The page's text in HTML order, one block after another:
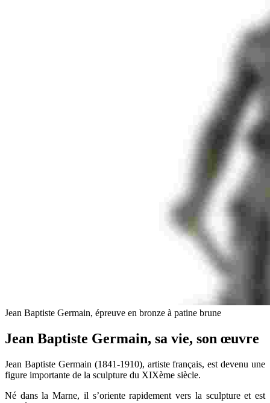
Jean Baptiste Germain, épreuve en bronze à patine brune
Jean Baptiste Germain, sa vie, son œuvre
Jean Baptiste Germain (1841-1910), artiste français, est devenu une
figure importante de la sculpture du XIXème siècle.
Né dans la Marne, il s’oriente rapidement vers la sculpture et est